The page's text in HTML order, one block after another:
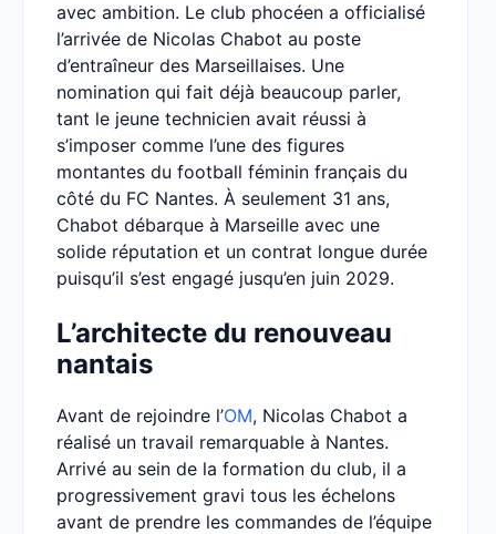
avec ambition. Le club phocéen a officialisé
l’arrivée de Nicolas Chabot au poste
d’entraîneur des Marseillaises. Une
nomination qui fait déjà beaucoup parler,
tant le jeune technicien avait réussi à
s’imposer comme l’une des figures
montantes du football féminin français du
côté du FC Nantes. À seulement 31 ans,
Chabot débarque à Marseille avec une
solide réputation et un contrat longue durée
puisqu’il s’est engagé jusqu’en juin 2029.
L’architecte du renouveau
nantais
Avant de rejoindre l’OM, Nicolas Chabot a
réalisé un travail remarquable à Nantes.
Arrivé au sein de la formation du club, il a
progressivement gravi tous les échelons
avant de prendre les commandes de l’équipe